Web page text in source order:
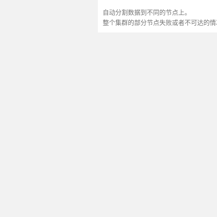
自动分割数据到不同的节点上。
整个集群的部分节点失败或者不可达的情